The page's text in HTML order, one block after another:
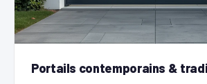
Portails contemporains &